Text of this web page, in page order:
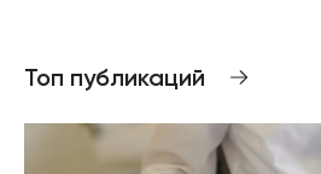
Топ публикаций